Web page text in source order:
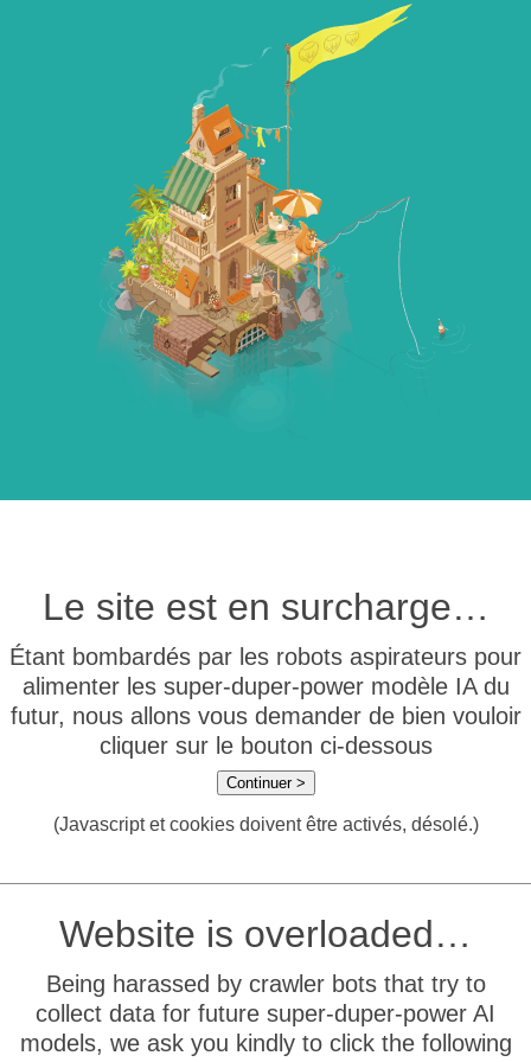
Le site est en surcharge…
Étant bombardés par les robots aspirateurs pour
alimenter les super-duper-power modèle IA du
futur, nous allons vous demander de bien vouloir
cliquer sur le bouton ci-dessous
Continuer >
(Javascript et cookies doivent être activés, désolé.)
Website is overloaded…
Being harassed by crawler bots that try to
collect data for future super-duper-power AI
models, we ask you kindly to click the following